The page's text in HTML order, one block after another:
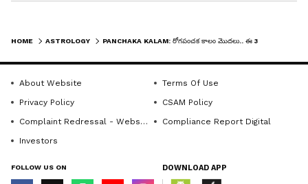
LATEST VIDEOS
HOME ASTROLOGY
About Website
Terms Of Use
Privacy Policy
CSAM Policy
Complaint Redressal - Website
Compliance Report Digital
Investors
FOLLOW US ON DOWNLOAD APP